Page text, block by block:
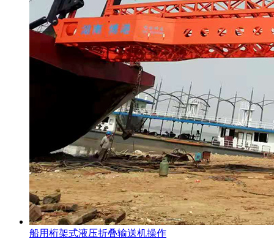
船用桁架式液压折叠输送机操作